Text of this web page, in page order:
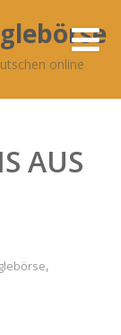
online
AUS
,